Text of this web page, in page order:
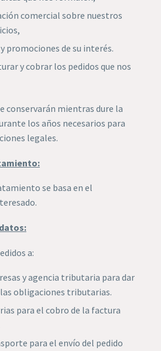
comercial sobre nuestros
promociones de su interés.
y cobrar los pedidos que nos
conservarán mientras dure la
los años necesarios para
legales.
se basa en el
a:
y agencia tributaria para dar
obligaciones tributarias.
para el cobro de la factura
para el envío del pedido